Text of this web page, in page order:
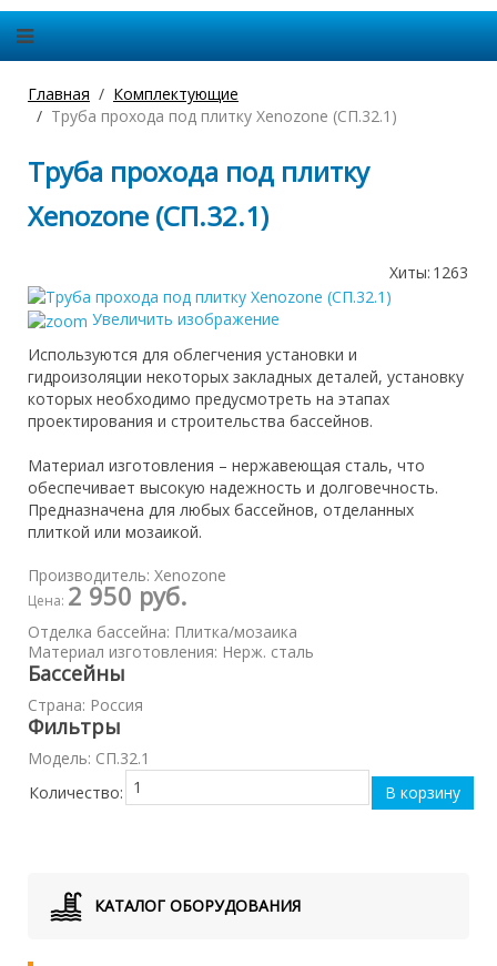
Главная
Комплектующие
Труба прохода под плитку Xenozone (СП.32.1)
Труба прохода под плитку
Xenozone (СП.32.1)
Хиты: 1263
Увеличить изображение
Используются для облегчения установки и
гидроизоляции некоторых закладных деталей, установку
которых необходимо предусмотреть на этапах
проектирования и строительства бассейнов.
Материал изготовления – нержавеющая сталь, что
обеспечивает высокую надежность и долговечность.
Предназначена для любых бассейнов, отделанных
плиткой или мозаикой.
Производитель: Xenozone
Цена: 2 950 руб.
Отделка бассейна: Плитка/мозаика
Материал изготовления: Нерж. сталь
Бассейны
Страна: Россия
Фильтры
Модель: СП.32.1
Количество:
КАТАЛОГ ОБОРУДОВАНИЯ